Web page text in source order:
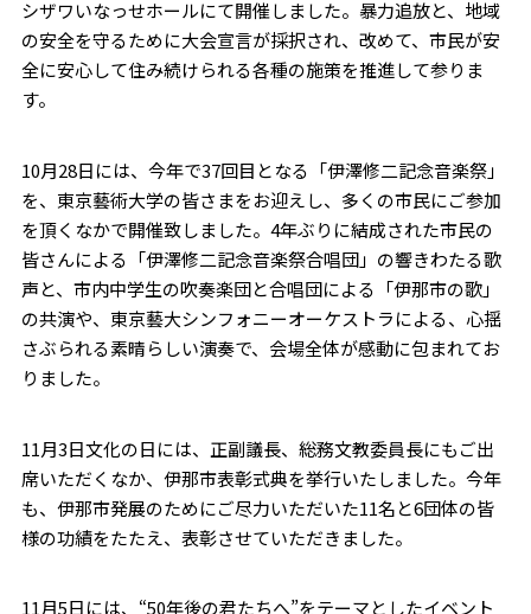
シザワいなっせホールにて開催しました。暴力追放と、地域
の安全を守るために大会宣言が採択され、改めて、市民が安
全に安心して住み続けられる各種の施策を推進して参りま
す。
10月28日には、今年で37回目となる「伊澤修二記念音楽祭」
を、東京藝術大学の皆さまをお迎えし、多くの市民にご参加
を頂くなかで開催致しました。4年ぶりに結成された市民の
皆さんによる「伊澤修二記念音楽祭合唱団」の響きわたる歌
声と、市内中学生の吹奏楽団と合唱団による「伊那市の歌」
の共演や、東京藝大シンフォニーオーケストラによる、心揺
さぶられる素晴らしい演奏で、会場全体が感動に包まれてお
りました。
11月3日文化の日には、正副議長、総務文教委員長にもご出
席いただくなか、伊那市表彰式典を挙行いたしました。今年
も、伊那市発展のためにご尽力いただいた11名と6団体の皆
様の功績をたたえ、表彰させていただきました。
11月5日には、“50年後の君たちへ”をテーマとしたイベント